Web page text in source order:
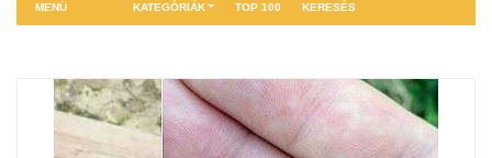
MENÜ KATEGÓRIÁK TOP 100 KERESÉS